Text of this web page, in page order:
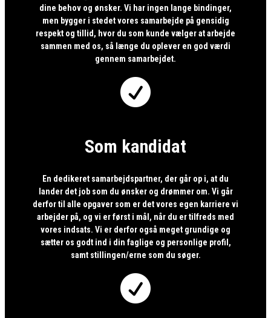
dine behov og ønsker. Vi har ingen lange bindinger,
men bygger i stedet vores samarbejde på gensidig
respekt og tillid, hvor du som kunde vælger at arbejde
sammen med os, så længe du oplever en god værdi
gennem samarbejdet.

Som kandidat
En dedikeret samarbejdspartner, der går op i, at du
lander det job som du ønsker og drømmer om. Vi går
derfor til alle opgaver som er det vores egen karriere vi
arbejder på, og vi er først i mål, når du er tilfreds med
vores indsats. Vi er derfor også meget grundige og
sætter os godt ind i din faglige og personlige profil,
samt stillingen/erne som du søger.
